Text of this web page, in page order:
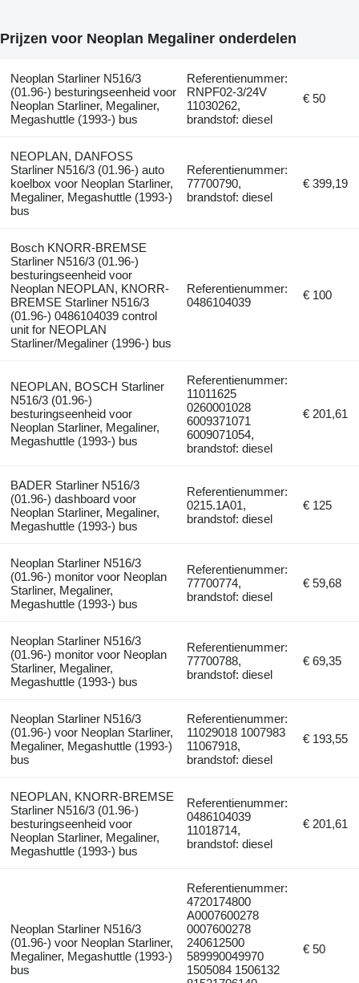
Prijzen voor Neoplan Megaliner onderdelen
Neoplan Starliner N516/3
(01.96-) besturingseenheid voor
Neoplan Starliner, Megaliner,
Megashuttle (1993-) bus
Referentienummer:
RNPF02-3/24V
11030262,
brandstof: diesel
€ 50
NEOPLAN, DANFOSS
Starliner N516/3 (01.96-) auto
koelbox voor Neoplan Starliner,
Megaliner, Megashuttle (1993-)
bus
Referentienummer:
77700790,
brandstof: diesel
€ 399,19
Bosch KNORR-BREMSE
Starliner N516/3 (01.96-)
besturingseenheid voor
Neoplan NEOPLAN, KNORR-
BREMSE Starliner N516/3
(01.96-) 0486104039 control
unit for NEOPLAN
Starliner/Megaliner (1996-) bus
Referentienummer:
0486104039
€ 100
NEOPLAN, BOSCH Starliner
N516/3 (01.96-)
besturingseenheid voor
Neoplan Starliner, Megaliner,
Megashuttle (1993-) bus
Referentienummer:
11011625
0260001028
6009371071
6009071054,
brandstof: diesel
€ 201,61
BADER Starliner N516/3
(01.96-) dashboard voor
Neoplan Starliner, Megaliner,
Megashuttle (1993-) bus
Referentienummer:
0215.1A01,
brandstof: diesel
€ 125
Neoplan Starliner N516/3
(01.96-) monitor voor Neoplan
Starliner, Megaliner,
Megashuttle (1993-) bus
Referentienummer:
77700774,
brandstof: diesel
€ 59,68
Neoplan Starliner N516/3
(01.96-) monitor voor Neoplan
Starliner, Megaliner,
Megashuttle (1993-) bus
Referentienummer:
77700788,
brandstof: diesel
€ 69,35
Neoplan Starliner N516/3
(01.96-) voor Neoplan Starliner,
Megaliner, Megashuttle (1993-)
bus
Referentienummer:
11029018 1007983
11067918,
brandstof: diesel
€ 193,55
NEOPLAN, KNORR-BREMSE
Starliner N516/3 (01.96-)
besturingseenheid voor
Neoplan Starliner, Megaliner,
Megashuttle (1993-) bus
Referentienummer:
0486104039
11018714,
brandstof: diesel
€ 201,61
Neoplan Starliner N516/3
(01.96-) voor Neoplan Starliner,
Megaliner, Megashuttle (1993-)
bus
Referentienummer:
4720174800
A0007600278
0007600278
240612500
589990049970
1505084 1506132
€ 50